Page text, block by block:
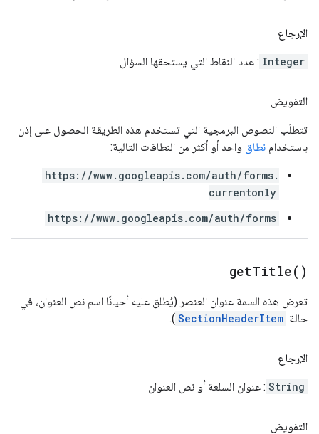
الإرجاع
Integer : عدد النقاط التي يستحقها السؤال
التفويض
تتطلّب النصوص البرمجية التي تستخدم هذه الطريقة الحصول على إذن
باستخدام نطاق واحد أو أكثر من النطاقات التالية:
https://www.googleapis.com/auth/forms.
currentonly
https://www.googleapis.com/auth/forms
getTitle( )
تعرض هذه السمة عنوان العنصر (يُطلق عليه أحيانًا اسم نص العنوان، في
حالة SectionHeaderItem
).
الإرجاع
String : عنوان السلعة أو نص العنوان
التفويض